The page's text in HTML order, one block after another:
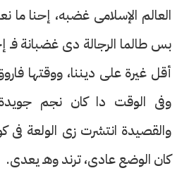
العالم الإسلامى غضبه، إحنا ما
بس طالما الرجالة دى غضبانة
أقل غيرة على ديننا، ووقتها
وفى الوقت دا كان نجم
والقصيدة انتشرت زى الولعة
كان الوضع عادى، ترند وهـ يعدى.